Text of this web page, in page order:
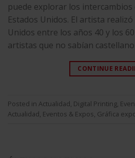
puede explorar los
Estados Unidos. El artista
Unidos entre los años 40 y los
artistas que no sabían
CONTINUE
Posted in Actualidad, Digital Printing,
Actualidad, Eventos & Expos, Gráfica